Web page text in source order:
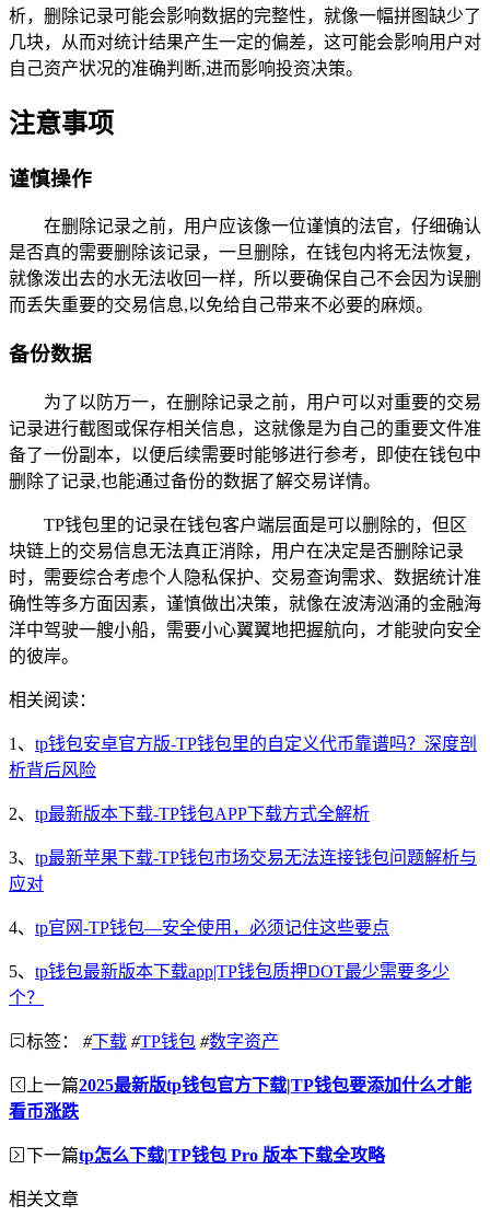
析，删除记录可能会影响数据的完整性，就像一幅拼图缺少了
几块，从而对统计结果产生一定的偏差，这可能会影响用户对
自己资产状况的准确判断,进而影响投资决策。
注意事项
谨慎操作
在删除记录之前，用户应该像一位谨慎的法官，仔细确认
是否真的需要删除该记录，一旦删除，在钱包内将无法恢复，
就像泼出去的水无法收回一样，所以要确保自己不会因为误删
而丢失重要的交易信息,以免给自己带来不必要的麻烦。
备份数据
为了以防万一，在删除记录之前，用户可以对重要的交易
记录进行截图或保存相关信息，这就像是为自己的重要文件准
备了一份副本，以便后续需要时能够进行参考，即使在钱包中
删除了记录,也能通过备份的数据了解交易详情。
TP钱包里的记录在钱包客户端层面是可以删除的，但区
块链上的交易信息无法真正消除，用户在决定是否删除记录
时，需要综合考虑个人隐私保护、交易查询需求、数据统计准
确性等多方面因素，谨慎做出决策，就像在波涛汹涌的金融海
洋中驾驶一艘小船，需要小心翼翼地把握航向，才能驶向安全
的彼岸。
相关阅读：
1、 tp钱包安卓官方版-TP钱包里的自定义代币靠谱吗？深度剖
析背后风险
2、 tp最新版本下载-TP钱包APP下载方式全解析
3、 tp最新苹果下载-TP钱包市场交易无法连接钱包问题解析与
应对
4、 tp官网-TP钱包—安全使用，必须记住这些要点
5、 tp钱包最新版本下载app|TP钱包质押DOT最少需要多少
个？
标签： #下载 #TP钱包 #数字资产
上一篇2025最新版tp钱包官方下载|TP钱包要添加什么才能
看币涨跌
下一篇tp怎么下载|TP钱包 Pro 版本下载全攻略
相关文章